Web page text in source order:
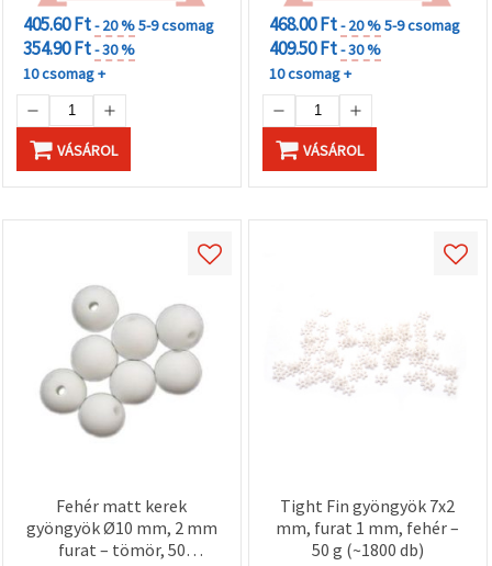
405.60 Ft- 20 %5-9 csomag
354.90 Ft- 30 %
10 csomag +
VÁSÁROL
468.00 Ft- 20 %5-9 csomag
409.50 Ft- 30 %
10 csomag +
VÁSÁROL
Fehér matt kerek
gyöngyök Ø10 mm, 2 mm
furat – tömör, 50
Tight Fin gyöngyök 7x2
mm, furat 1 mm, fehér –
50 g (~1800 db)